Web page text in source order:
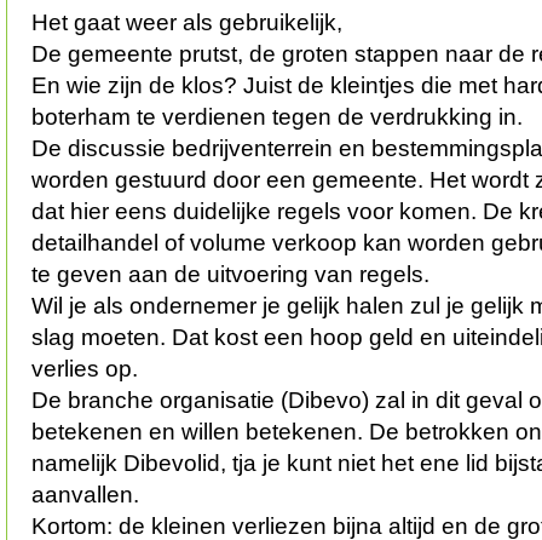
Het gaat weer als gebruikelijk,
De gemeente prutst, de groten stappen naar de
En wie zijn de klos? Juist de kleintjes die met
boterham te verdienen tegen de verdrukking in.
De discussie bedrijventerrein en
worden gestuurd door een gemeente. Het wordt
dat hier eens duidelijke regels voor komen. De
detailhandel of volume verkoop kan worden
te geven aan de uitvoering van regels.
Wil je als ondernemer je gelijk halen zul je gelijk
slag moeten. Dat kost een hoop geld en
verlies op.
De branche organisatie (Dibevo) zal in dit geval
betekenen en willen betekenen. De betrokken
namelijk Dibevolid, tja je kunt niet het ene lid
aanvallen.
Kortom: de kleinen verliezen bijna altijd en de